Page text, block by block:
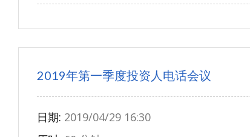
2019年第一季度投资人电话会议
日期: 2019/04/29 16:30